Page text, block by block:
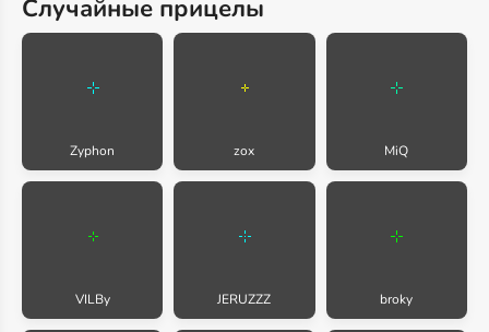
Случайные прицелы
Zyphon zox MiQ
VILBy JERUZZZ broky